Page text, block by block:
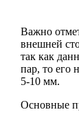
Важно
внешней
так как
пар, то его
5-10 мм.
Основные